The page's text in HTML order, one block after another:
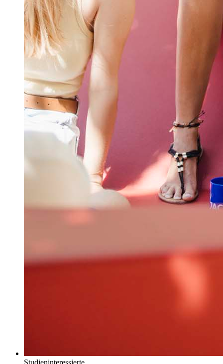
Studieninteressierte